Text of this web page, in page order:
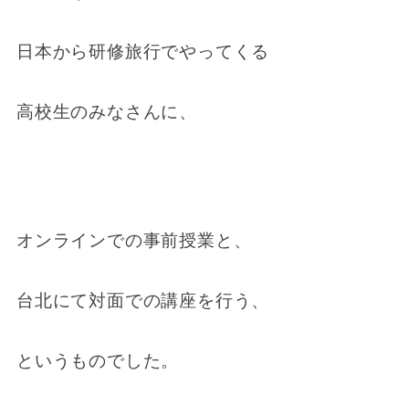
日本から研修旅行でやってくる
高校生のみなさんに、
オンラインでの事前授業と、
台北にて対面での講座を行う、
というものでした。